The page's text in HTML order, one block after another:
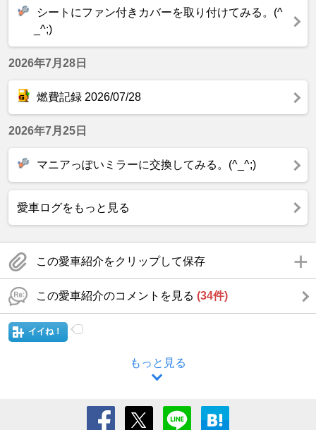
シートにファン付きカバーを取り付けてみる。(^
_^;)
2026年7月28日
燃費記録 2026/07/28
2026年7月25日
マニアっぽいミラーに交換してみる。(^_^;)
愛車ログをもっと見る
この愛車紹介をクリップして保存
この愛車紹介のコメントを見る (34件)
イイね！
もっと見る